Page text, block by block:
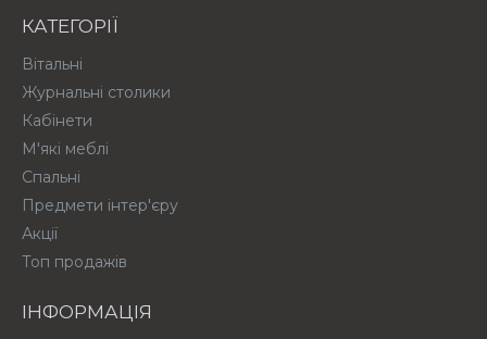
КАТЕГОРІЇ
Вітальні
Журнальні столики
Кабінети
М'які меблі
Спальні
Предмети інтер'єру
Акції
Топ продажів
ІНФОРМАЦІЯ